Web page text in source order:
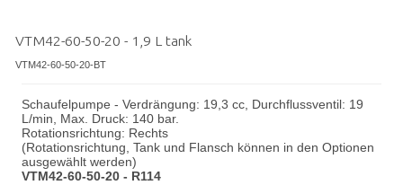
VTM42-60-50-20 - 1,9 L tank
VTM42-60-50-20-BT
Schaufelpumpe - Verdrängung: 19,3 cc, Durchflussventil: 19
L/min, Max. Druck: 140 bar.
Rotationsrichtung: Rechts
(Rotationsrichtung, Tank und Flansch können in den Optionen
ausgewählt werden)
VTM42-60-50-20 - R114